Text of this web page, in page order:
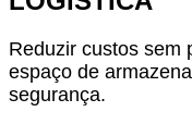
Reduzir custos sem
espaço de
segurança.